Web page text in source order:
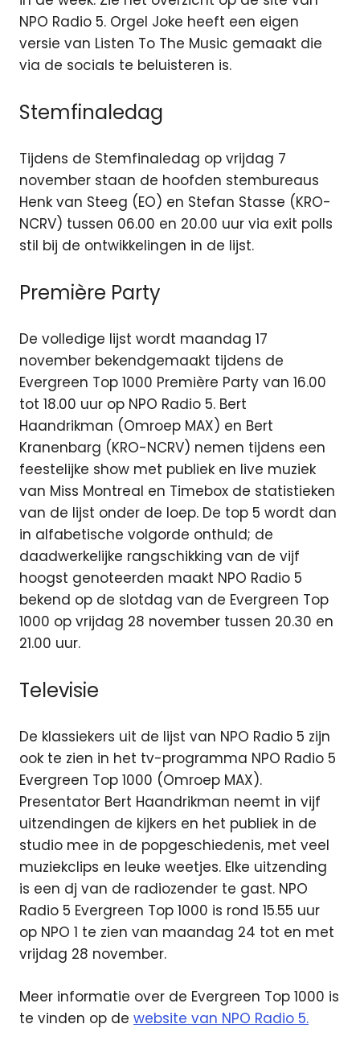
NPO Radio 5. Orgel Joke heeft een eigen
versie van Listen To The Music gemaakt die
via de socials te beluisteren is.
Stemfinaledag
Tijdens de Stemfinaledag op vrijdag 7
november staan de hoofden stembureaus
Henk van Steeg (EO) en Stefan Stasse (KRO-
NCRV) tussen 06.00 en 20.00 uur via exit polls
stil bij de ontwikkelingen in de lijst.
Première Party
De volledige lijst wordt maandag 17
november bekendgemaakt tijdens de
Evergreen Top 1000 Première Party van 16.00
tot 18.00 uur op NPO Radio 5. Bert
Haandrikman (Omroep MAX) en Bert
Kranenbarg (KRO-NCRV) nemen tijdens een
feestelijke show met publiek en live muziek
van Miss Montreal en Timebox de statistieken
van de lijst onder de loep. De top 5 wordt dan
in alfabetische volgorde onthuld; de
daadwerkelijke rangschikking van de vijf
hoogst genoteerden maakt NPO Radio 5
bekend op de slotdag van de Evergreen Top
1000 op vrijdag 28 november tussen 20.30 en
21.00 uur.
Televisie
De klassiekers uit de lijst van NPO Radio 5 zijn
ook te zien in het tv-programma NPO Radio 5
Evergreen Top 1000 (Omroep MAX).
Presentator Bert Haandrikman neemt in vijf
uitzendingen de kijkers en het publiek in de
studio mee in de popgeschiedenis, met veel
muziekclips en leuke weetjes. Elke uitzending
is een dj van de radiozender te gast. NPO
Radio 5 Evergreen Top 1000 is rond 15.55 uur
op NPO 1 te zien van maandag 24 tot en met
vrijdag 28 november.
Meer informatie over de Evergreen Top 1000 is
te vinden op de website van NPO Radio 5.